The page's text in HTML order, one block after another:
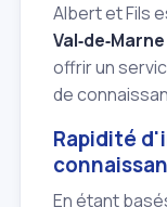
Albert et Fils
offrir un
de
Rapidité
En étant